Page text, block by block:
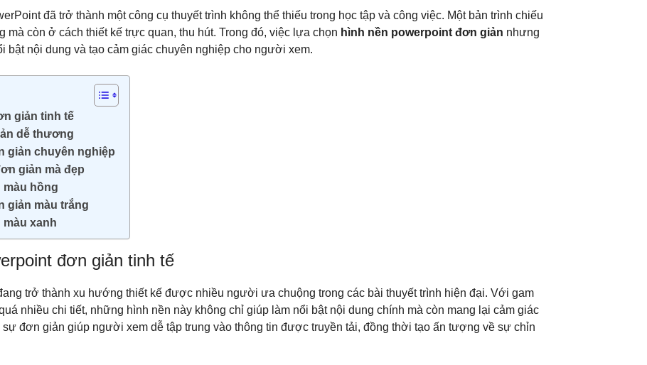
đã trở thành một công cụ thuyết trình không thể thiếu trong học tập và công việc. Một bản trình chiếu
mà còn ở cách thiết kế trực quan, thu hút. Trong đó, việc lựa chọn hình nền powerpoint đơn giản nhưng
bật nội dung và tạo cảm giác chuyên nghiệp cho người xem.
giản tinh tế
dễ thương
giản chuyên nghiệp
giản mà đẹp
hồng
giản màu trắng
xanh
đơn giản tinh tế
trở thành xu hướng thiết kế được nhiều người ưa chuộng trong các bài thuyết trình hiện đại. Với gam
nhiều chi tiết, những hình nền này không chỉ giúp làm nổi bật nội dung chính mà còn mang lại cảm giác
đơn giản giúp người xem dễ tập trung vào thông tin được truyền tải, đồng thời tạo ấn tượng về sự chỉn